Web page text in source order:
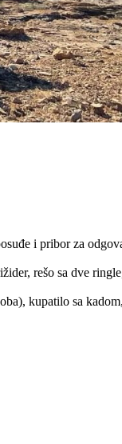
i pribor za
rešo sa dve
kupatilo sa